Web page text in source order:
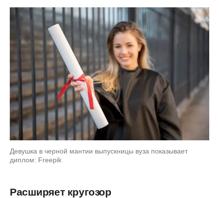
Девушка в черной мантии выпускницы вуза показывает
диплом: Freepik
Расширяет кругозор